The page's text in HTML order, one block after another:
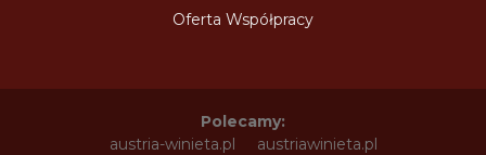
Oferta Współpracy
Polecamy:
austria-winieta.pl
austriawinieta.pl